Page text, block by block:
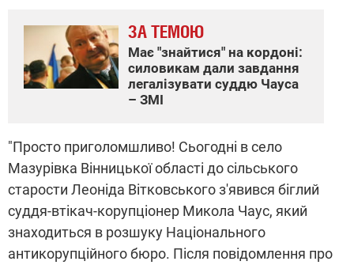
ЗА ТЕМОЮ
Має "знайтися" на кордоні:
силовикам дали завдання
легалізувати суддю Чауса
– ЗМІ
"Просто приголомшливо! Сьогодні в село
Мазурівка Вінницької області до сільського
старости Леоніда Вітковського з'явився біглий
суддя-втікач-корупціонер Микола Чаус, який
знаходиться в розшуку Національного
антикорупційного бюро. Після повідомлення про